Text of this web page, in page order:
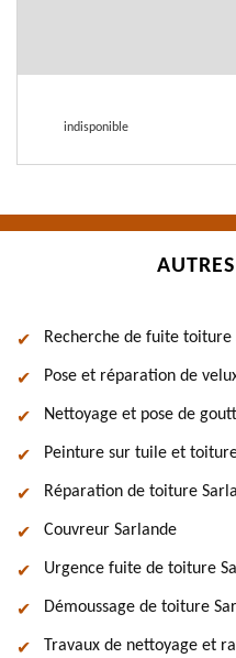
indisponible
Recherche de fuite toiture
Pose et réparation de
Nettoyage et pose de
Peinture sur tuile et
Réparation de toiture
Couvreur Sarlande
Urgence fuite de toiture
Démoussage de toiture
Travaux de nettoyage et